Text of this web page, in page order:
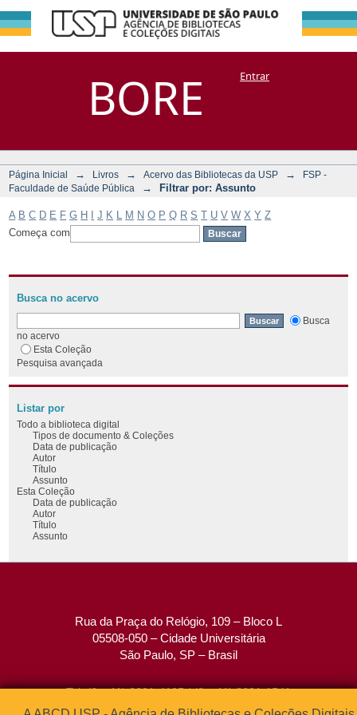
BORE
Filtrar por:
Assunto
DSpace/Manakin + CoriscoEntrar
Página Inicial → Livros → Acervo das Bibliotecas da USP →
FSP -
Faculdade de Saúde Pública
→ Filtrar por: Assunto
A B C D E F G H J K M N O P Q R S T U V W X Y Z
Começa com
Busca no acervo
Busca
no acervo
Esta Coleção
Pesquisa avançada
Listar por
Todo a biblioteca digital
Tipos de documento & Coleções
Data de publicação
Autor
Título
Assunto
Esta Coleção
Data de publicação
Autor
Título
Assunto
Rua da Praça do Relógio, 109 – Bloco L
05508-050 – Cidade Universitária
São Paulo, SP – Brasil
Tel: (0xx11) 3091-4195 / (0xx11) 3091-1541
Fax: (0xx11) 3091-1567